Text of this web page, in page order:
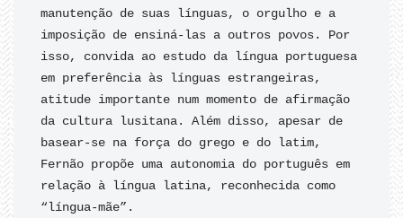
manutenção de suas línguas, o orgulho e a
imposição de ensiná-las a outros povos. Por
isso, convida ao estudo da língua portuguesa
em preferência às línguas estrangeiras,
atitude importante num momento de afirmação
da cultura lusitana. Além disso, apesar de
basear-se na força do grego e do latim,
Fernão propõe uma autonomia do português em
relação à língua latina, reconhecida como
“língua-mãe”.